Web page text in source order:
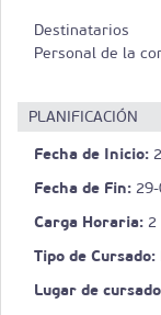
Destinatarios
Personal de la
PLANIFICACIÓN
Fecha de Inicio:
Fecha de Fin:
Carga Horaria: 2
Tipo de Cursado:
Lugar de